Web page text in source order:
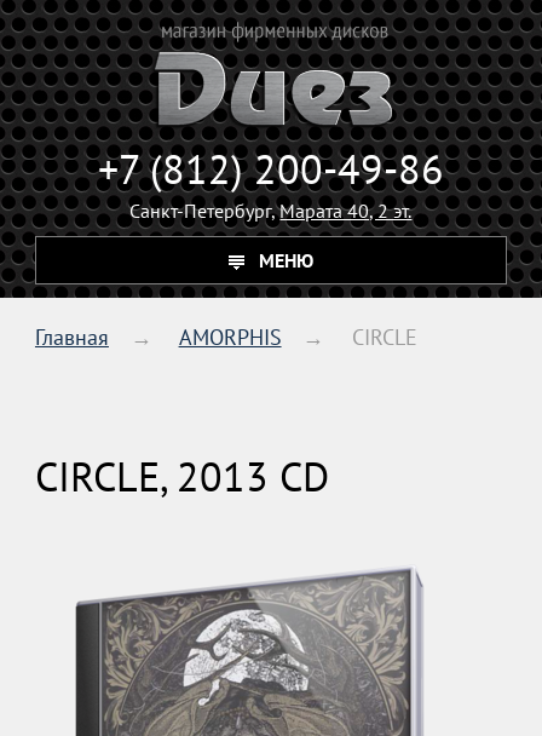
+7 (812) 200-49-86
Санкт-Петербург,Марата 40, 2 эт.
МЕНЮ
Главная AMORPHIS CIRCLE
CIRCLE, 2013 CD